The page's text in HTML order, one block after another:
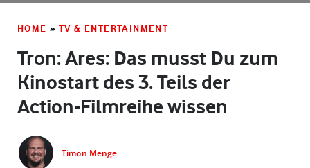
HOME » TV & ENTERTAINMENT
Tron: Ares: Das musst Du zum
Kinostart des 3. Teils der
Action-Filmreihe wissen
Timon Menge